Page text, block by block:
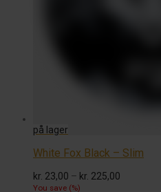
White Fox Black – Slim
kr. 23,00 – kr. 225,00
You save (%)